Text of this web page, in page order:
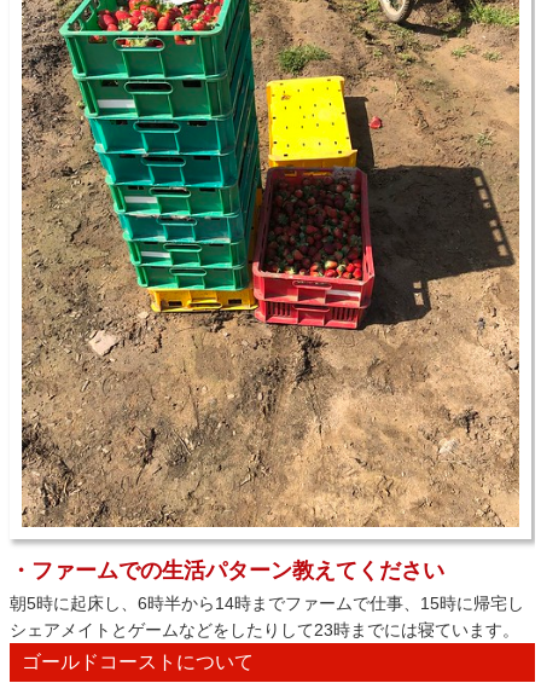
・ファームでの生活パターン教えてください
朝5時に起床し、6時半から14時までファームで仕事、15時に帰宅し
シェアメイトとゲームなどをしたりして23時までには寝ています。
ゴールドコーストについて